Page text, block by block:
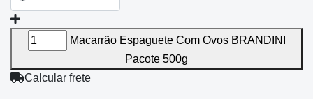
Macarrão Espaguete Com Ovos BRANDINI
Pacote 500g
Calcular frete